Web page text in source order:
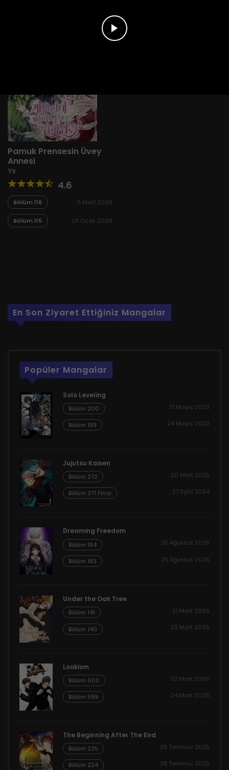
Pamuk Prensesin Üvey
Annesi
Yir
4.6
Bölüm 116 11 Mart 2026
Bölüm 115 28 Ocak 2026
En Son Ziyaret Ettiğiniz Mangalar
Popüler Mangalar
Solo Leveling
Bölüm 200 31 Mayıs 2023
Bölüm 199 24 Mayıs 2023
Jujutsu Kaisen
Bölüm 272 20 Mart 2025
Bölüm 271 Final 27 Eylül 2024
Dreaming Freedom
Bölüm 184 25 Ağustos 2025
Bölüm 183 25 Ağustos 2025
Under the Oak Tree
Bölüm 141 31 Mart 2026
Bölüm 140 22 Mart 2026
Lookism
Bölüm 600 30 Mart 2026
Bölüm 599 24 Mart 2026
The Beginning After The End
Bölüm 225 28 Temmuz 2025
Bölüm 224 28 Temmuz 2025